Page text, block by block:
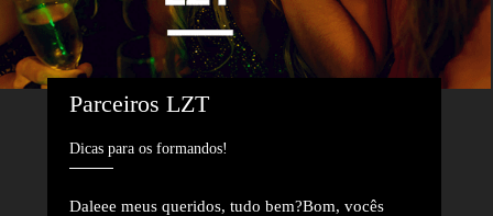
Parceiros LZT
Dicas para os formandos!
Daleee meus queridos, tudo bem?Bom, vocês